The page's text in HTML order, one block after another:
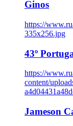
Ginos
https://
335x256.jpg
43º
https://
content/
Jameson